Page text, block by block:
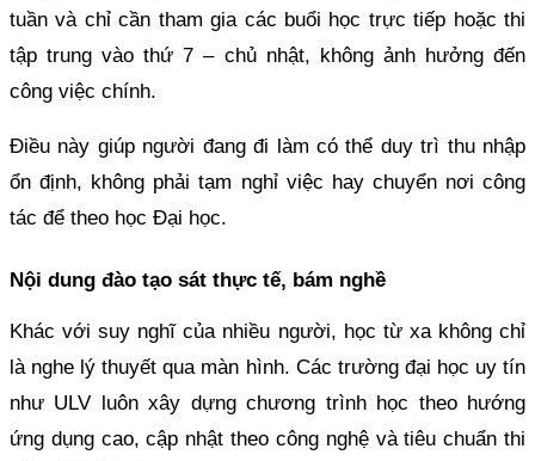
tuần và chỉ cần tham gia các buổi học trực tiếp hoặc thi
tập trung vào thứ 7 – chủ nhật, không ảnh hưởng đến
công việc chính.
Điều này giúp người đang đi làm có thể duy trì thu nhập
ổn định, không phải tạm nghỉ việc hay chuyển nơi công
tác để theo học Đại học.
Nội dung đào tạo sát thực tế, bám nghề
Khác với suy nghĩ của nhiều người, học từ xa không chỉ
là nghe lý thuyết qua màn hình. Các trường đại học uy tín
như ULV luôn xây dựng chương trình học theo hướng
ứng dụng cao, cập nhật theo công nghệ và tiêu chuẩn thi